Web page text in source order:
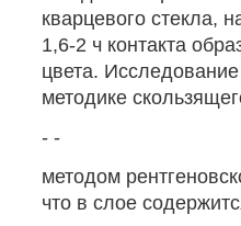
кварцевого стекла,
1,6-2 ч контакта
цвета.
методике
- -
методом
что в слое